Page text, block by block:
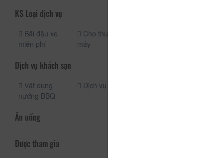
KS Loại dịch vụ
Bãi đậu xe
miễn phí
Cho thuê xe
máy
Dịch vụ khách sạn
Vật dụng
nướng BBQ
Dịch vụ giặt ủi
Ăn uống
Được tham gia